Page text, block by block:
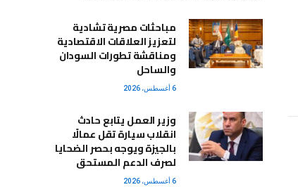
مباحثات مصرية تشادية
لتعزيز العلاقات الاقتصادية
ومناقشة تطورات السودان
والساحل
6 أغسطس، 2026
وزير العمل يتابع حادث
انقلاب سيارة تقل عمالًا
بالجيزة ويوجه بحصر الضحايا
لصرف الدعم المستحق
6 أغسطس، 2026